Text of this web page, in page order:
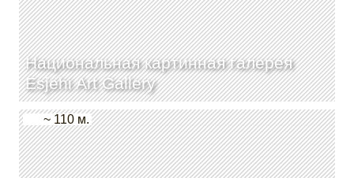
Национальная картинная галерея
Esjehi Art Gallery
~ 110 м.